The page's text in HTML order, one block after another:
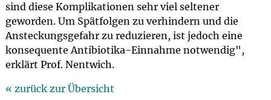
sind diese Komplikationen sehr viel seltener
geworden. Um Spätfolgen zu verhindern und die
Ansteckungsgefahr zu reduzieren, ist jedoch eine
konsequente Antibiotika-Einnahme notwendig",
erklärt Prof. Nentwich.
« zurück zur Übersicht